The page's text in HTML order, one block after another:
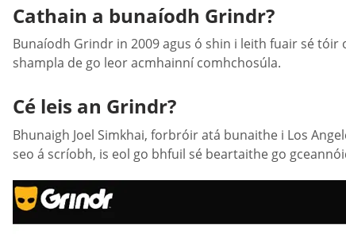
Cathain a bunaíodh Grindr?
Bunaíodh Grindr in 2009 agus ó shin i leith fuair sé
shampla de go leor acmhainní comhchosúla.
Cé leis an Grindr?
Bhunaigh Joel Simkhai, forbróir atá bunaithe i Los
seo á scríobh, is eol go bhfuil sé beartaithe go